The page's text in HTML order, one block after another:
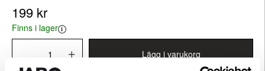
199 kr
Finns i lager
Lägg i varukorg